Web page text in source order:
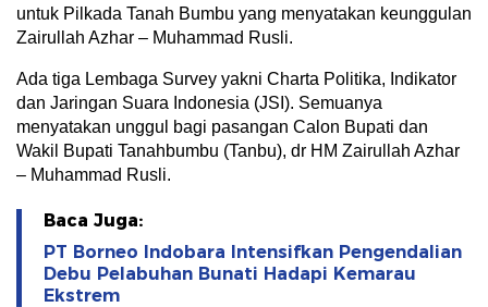
untuk Pilkada Tanah Bumbu yang menyatakan keunggulan
Zairullah Azhar – Muhammad Rusli.
Ada tiga Lembaga Survey yakni Charta Politika, Indikator
dan Jaringan Suara Indonesia (JSI). Semuanya
menyatakan unggul bagi pasangan Calon Bupati dan
Wakil Bupati Tanahbumbu (Tanbu), dr HM Zairullah Azhar
– Muhammad Rusli.
Baca Juga:
PT Borneo Indobara Intensifkan Pengendalian
Debu Pelabuhan Bunati Hadapi Kemarau
Ekstrem